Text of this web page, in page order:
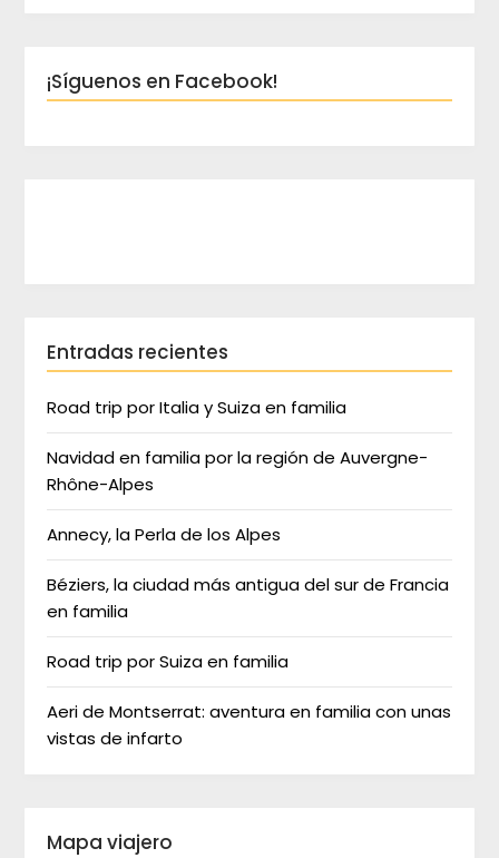
¡Síguenos en Facebook!
Entradas recientes
Road trip por Italia y Suiza en familia
Navidad en familia por la región de Auvergne-
Rhône-Alpes
Annecy, la Perla de los Alpes
Béziers, la ciudad más antigua del sur de Francia
en familia
Road trip por Suiza en familia
Aeri de Montserrat: aventura en familia con unas
vistas de infarto
Mapa viajero